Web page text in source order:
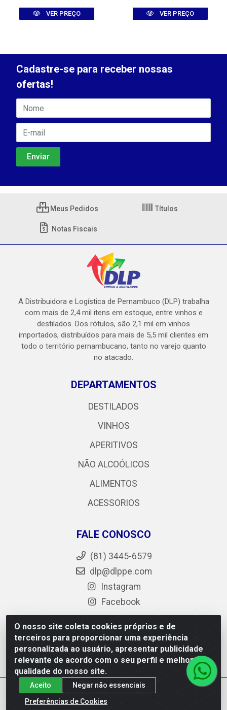
VER PREÇO VER PREÇO
O nosso site coleta cookies próprios e de
terceiros para proporcionar uma experiência
personalizada ao usuário, apresentar publicidade
relevante de acordo com o seu perfil e melhorar a
qualidade do nosso site.
Aceito
Negar não essenciais
Preferências de Cookies
Cadastre-se para receber nossas
ofertas!
Meus Pedidos Títulos
Notas Fiscais
A Distribuidora e Logística de Pernambuco (DLP) trabalha
com mais de 2,4 mil itens em estoque, entre vinhos e
destilados. Dos rótulos, são 2,1 mil em vinhos
importados, distribuídos para mais de 5,5 mil clientes em
todo o território pernambucano, tanto no varejo quanto
no atacado.
DEPARTAMENTOS
DESTILADOS
VINHOS
APERITIVOS
NÃO ALCOÓLICOS
ALIMENTOS
ACESSORIOS
FALE CONOSCO
(81) 3445-6579
dlp@dlppe.com
Instagram
Facebook
DLP - AV. Engenheiro Abdias de Carvalho, 962 - Bongi -
PE - CEP 50.640-525 - CNPJ 05.429.222/0001-48